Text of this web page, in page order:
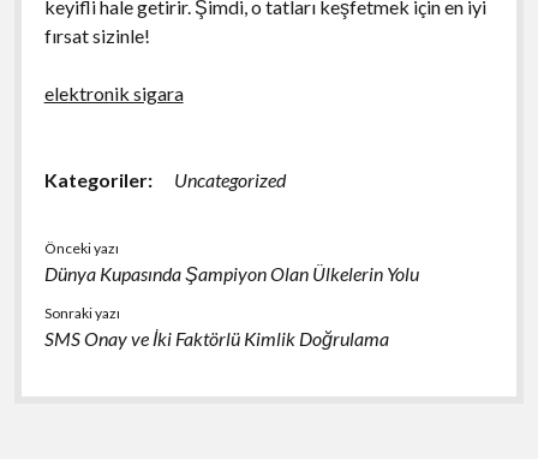
keyifli hale getirir. Şimdi, o tatları keşfetmek için en iyi
fırsat sizinle!
elektronik sigara
Kategoriler: Uncategorized
Önceki yazı
Dünya Kupasında Şampiyon Olan Ülkelerin Yolu
Sonraki yazı
SMS Onay ve İki Faktörlü Kimlik Doğrulama